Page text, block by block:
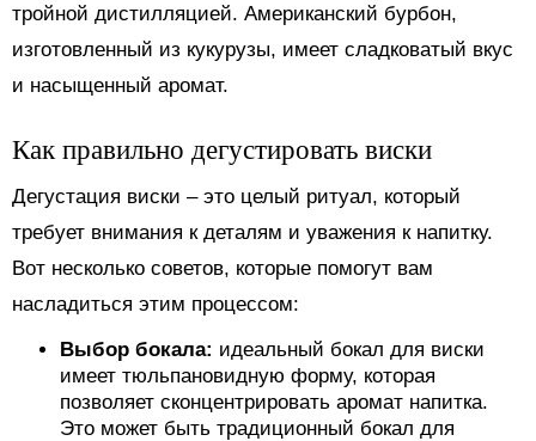
тройной дистилляцией. Американский бурбон,
изготовленный из кукурузы, имеет сладковатый вкус
и насыщенный аромат.
Как правильно дегустировать виски
Дегустация виски – это целый ритуал, который
требует внимания к деталям и уважения к напитку.
Вот несколько советов, которые помогут вам
насладиться этим процессом:
Выбор бокала: идеальный бокал для виски
имеет тюльпановидную форму, которая
позволяет сконцентрировать аромат напитка.
Это может быть традиционный бокал для